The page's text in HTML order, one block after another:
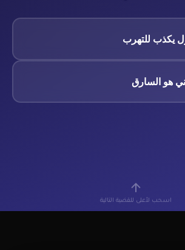
يكذب للتهرب
هو السارق
اسحب لأعلى للقضية التالية